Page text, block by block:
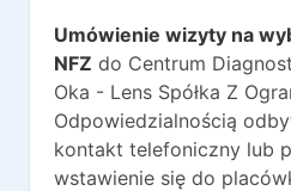
Umówienie wizyty na
NFZ do Centrum
Oka - Lens Spółka Z
Odpowiedzialnością
kontakt telefoniczny lub
wstawienie się do